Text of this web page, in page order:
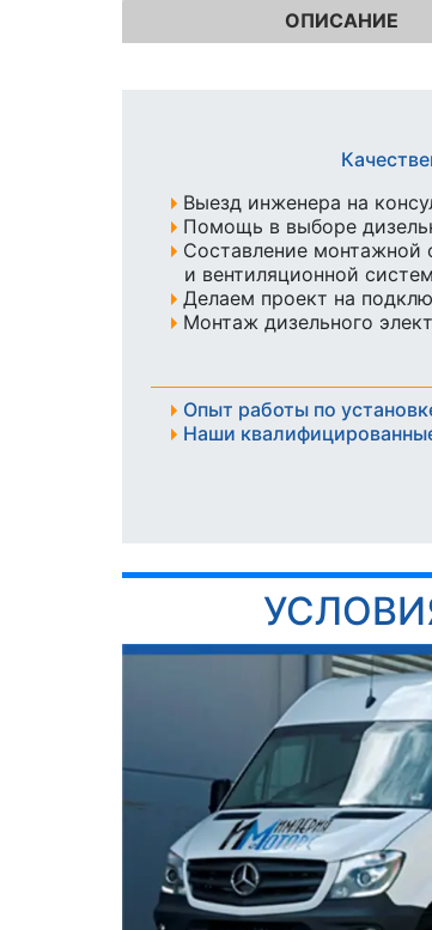
ОПИСАНИЕ
Выезд инженера на
Помощь в выборе
Составление монтажной
и вентиляционной
Делаем проект на
Монтаж дизельного
Опыт работы по
Наши